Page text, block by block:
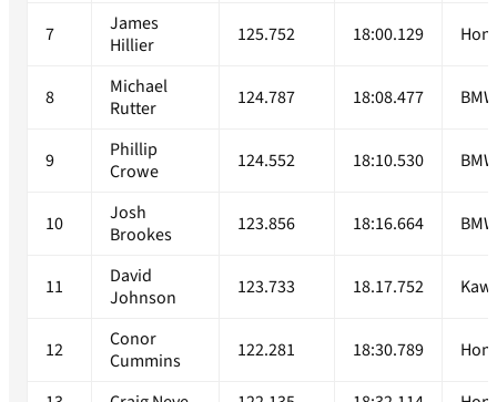
7
James
Hillier
125.752 18:00.129
8
Michael
Rutter
124.787 18:08.477 BMW
9
Phillip
Crowe
124.552 18:10.530 BMW
10
Josh
Brookes
123.856 18:16.664 BMW
11
David
Johnson
123.733 18.17.752
12
Conor
Cummins
122.281 18:30.789